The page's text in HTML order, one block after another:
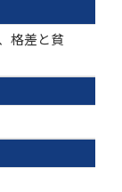
格差と貧